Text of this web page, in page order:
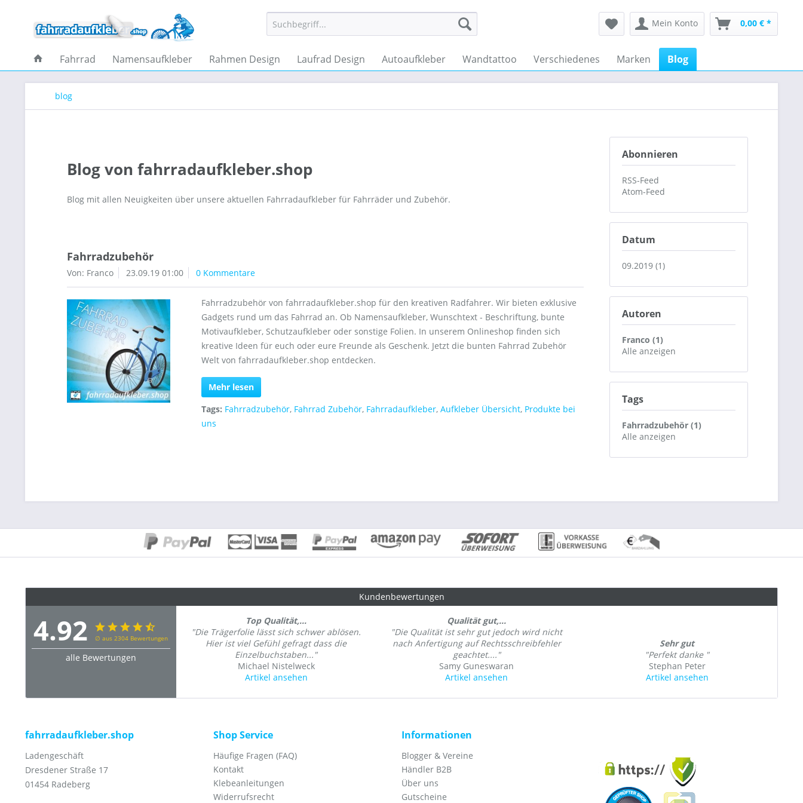
Mein Konto 0,00 € *
Fahrrad Namensaufkleber Rahmen Design Laufrad Design Autoaufkleber Wandtattoo Verschiedenes Marken Blog
blog
Abonnieren
RSS-Feed
Atom-Feed
Datum
09.2019 (1)
Autoren
Franco (1)
Alle anzeigen
Tags
Fahrradzubehör (1)
Alle anzeigen
Blog von fahrradaufkleber.shop
Blog mit allen Neuigkeiten über unsere aktuellen Fahrradaufkleber für Fahrräder und Zubehör.
Fahrradzubehör
Von: Franco 23.09.19 01:00 0 Kommentare
Fahrradzubehör von fahrradaufkleber.shop für den kreativen Radfahrer. Wir bieten exklusive
Gadgets rund um das Fahrrad an. Ob Namensaufkleber, Wunschtext - Beschriftung, bunte
Motivaufkleber, Schutzaufkleber oder sonstige Folien. In unserem Onlineshop finden sich
kreative Ideen für euch oder eure Freunde als Geschenk. Jetzt die bunten Fahrrad Zubehör
Welt von fahrradaufkleber.shop entdecken.
Mehr lesen
Tags: Fahrradzubehör, Fahrrad Zubehör, Fahrradaufkleber, Aufkleber Übersicht, Produkte bei
uns
Kundenbewertungen
4.92∅ aus 2304 Bewertungen
alle Bewertungen
Top Qualität,...
"Die Trägerfolie lässt sich schwer ablösen.
Hier ist viel Gefühl gefragt dass die
Einzelbuchstaben..."
Michael Nistelweck
Artikel ansehen
Qualität gut,...
"Die Qualität ist sehr gut jedoch wird nicht
nach Anfertigung auf Rechtsschreibfehler
geachtet...."
Samy Guneswaran
Artikel ansehen
Sehr gut
"Perfekt danke "
Stephan Peter
Artikel ansehen
fahrradaufkleber.shop
Ladengeschäft
Dresdener Straße 17
01454 Radeberg
Shop Service
Häufige Fragen (FAQ)
Kontakt
Klebeanleitungen
Widerrufsrecht
Informationen
Blogger & Vereine
Händler B2B
Über uns
Gutscheine